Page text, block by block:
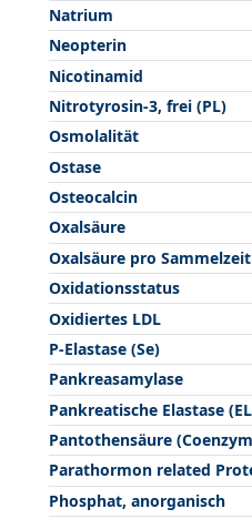
Natrium
Neopterin
Nicotinamid
Nitrotyrosin-3, frei (PL)
Osmolalität
Ostase
Osteocalcin
Oxalsäure
Oxalsäure pro Sammelzeit
Oxidationsstatus
Oxidiertes LDL
P-Elastase (Se)
Pankreasamylase
Pankreatische Elastase
Pantothensäure
Parathormon related
Phosphat, anorganisch